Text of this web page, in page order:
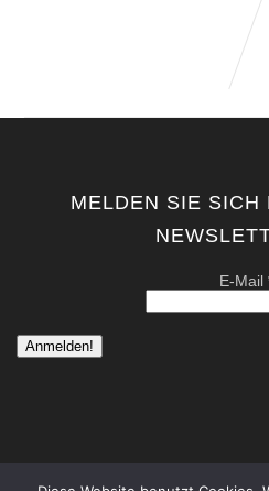
MELDEN SIE SICH
E-Mail